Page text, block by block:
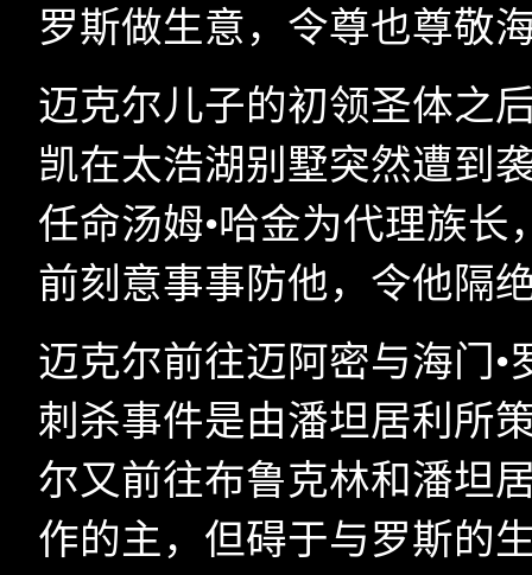
罗斯做生意，令尊也尊敬
迈克尔儿子的初领圣体之
凯在太浩湖别墅突然遭到
任命汤姆•哈金为代理族
前刻意事事防他，令他隔
迈克尔前往迈阿密与海门
刺杀事件是由潘坦居利所
尔又前往布鲁克林和潘坦
作的主，但碍于与罗斯的